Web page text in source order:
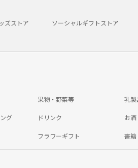
ズストア ソーシャルギフトストア
果物・野菜等 乳製
グ ドリンク お酒
フラワーギフト 書籍